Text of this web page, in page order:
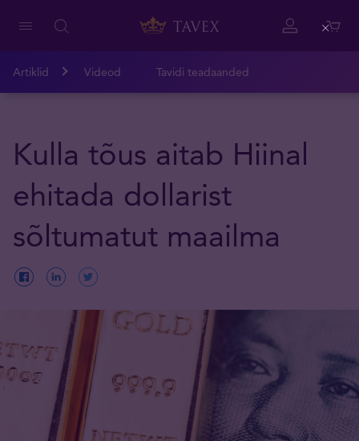
Artiklid Videod Tavidi teadaanded
Kulla tõus aitab Hiinal
ehitada dollarist
sõltumatut maailma
Close